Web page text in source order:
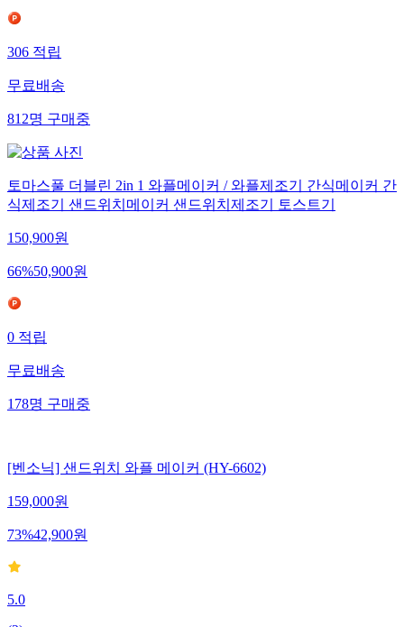
306적립
무료배송
812명구매중
토마스풀 더블린 2in 1 와플메이커 / 와플제조기 간식메이커 간
식제조기 샌드위치메이커 샌드위치제조기 토스트기
150,900원
66%50,900원
0적립
무료배송
178명구매중
[벤소닉] 샌드위치 와플 메이커 (HY-6602)
159,000원
73%42,900원
5.0